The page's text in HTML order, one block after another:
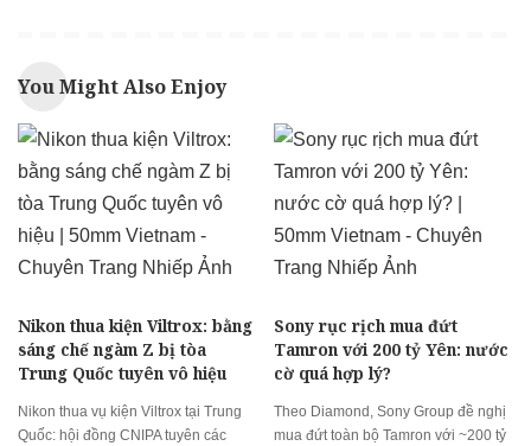
You Might Also Enjoy
Nikon thua kiện Viltrox: bằng
sáng chế ngàm Z bị tòa
Trung Quốc tuyên vô hiệu
Nikon thua vụ kiện Viltrox tại Trung
Quốc: hội đồng CNIPA tuyên các
Sony rục rịch mua đứt
Tamron với 200 tỷ Yên: nước
cờ quá hợp lý?
Theo Diamond, Sony Group đề nghị
mua đứt toàn bộ Tamron với ~200 tỷ